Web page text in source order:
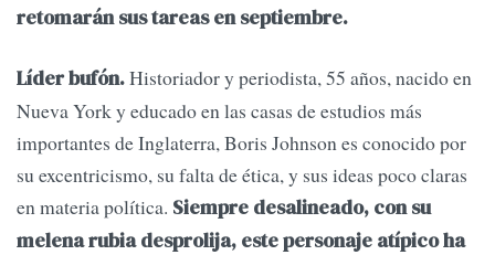
retomarán sus tareas en septiembre.
Líder bufón.Historiador y periodista, 55 años, nacido en
Nueva York y educado en las casas de estudios más
importantes de Inglaterra, Boris Johnson es conocido por
su excentricismo, su falta de ética, y sus ideas poco claras
en materia política. Siempre desalineado, con su
melena rubia desprolija, este personaje atípico ha